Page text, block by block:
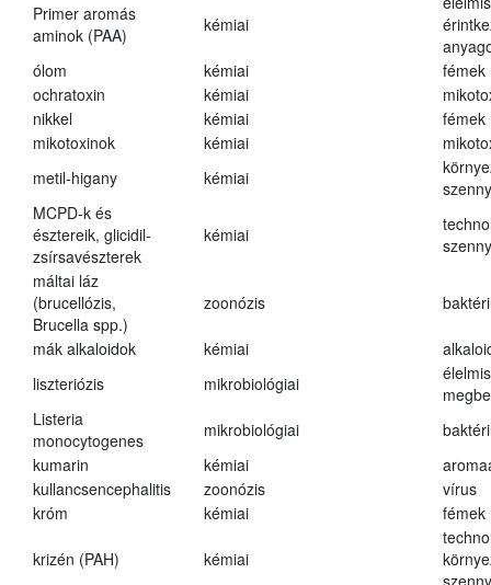
Primer aromás
aminok (PAA)
kémiai
ólom
kémiai
fémek
ochratoxin
kémiai
nikkel
kémiai
fémek
mikotoxinok
kémiai
metil-higany
kémiai
MCPD-k és
észtereik, glicidil-
zsírsavészterek
kémiai
máltai láz
(brucellózis,
Brucella spp.)
zoonózis
mák alkaloidok kémiai
liszteriózis
mikrobiológiai
Listeria
monocytogenes
mikrobiológiai
kumarin
kémiai
kullancsencephalitis
zoonózis
vírus
króm
kémiai fémek
krizén (PAH) kémiai